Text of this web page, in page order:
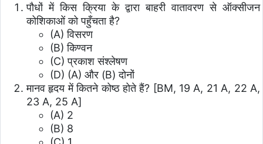
पौधों में किस क्रिया के द्वारा बाहरी वातावरण से ऑक्सीजन
कोशिकाओं को पहुँचता है?
(A) विसरण
(B) किण्वन
(C) प्रकाश संश्लेषण
(D) (A) और (B) दोनों
मानव हृदय में कितने कोष्ठ होते हैं? [BM, 19 A, 21 A, 22 A,
23 A, 25 A]
(A) 2
(B) 8